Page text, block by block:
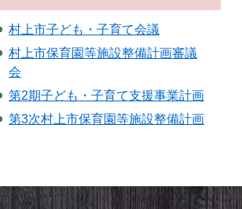
村上市子ども・子育て会議
村上市保育園等施設整備計画審議
会
第2期子ども・子育て支援事業計画
第3次村上市保育園等施設整備計画